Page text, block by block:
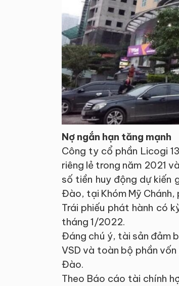
Nợ ngắn hạn tăng mạnh
Công ty cổ phần Licogi
riêng lẻ trong năm 2021
số tiền huy động dự kiến
Đào, tại Khóm Mỹ Chánh,
Trái phiếu phát hành có
tháng 1/2022.
Đáng chú ý, tài sản đảm
VSD và toàn bộ phần
Đào.
Theo Báo cáo tài chính